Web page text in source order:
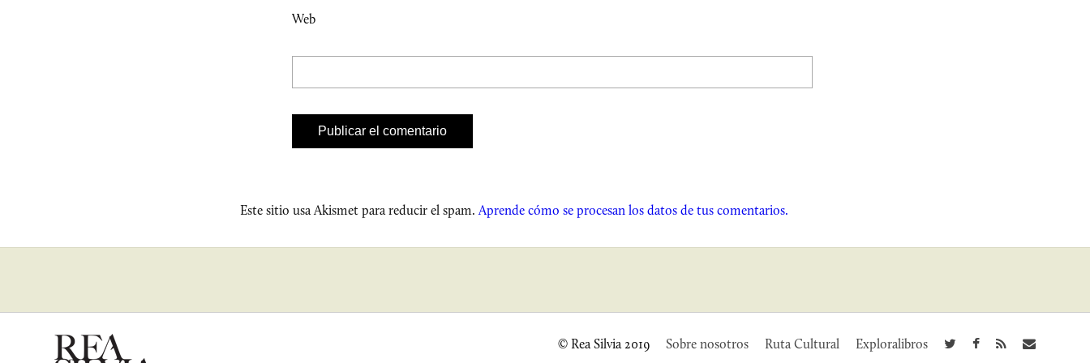
Web
Este sitio usa Akismet para reducir el spam. Aprende cómo se procesan los datos de tus comentarios.
© Rea Silvia 2019 Sobre nosotros Ruta Cultural Exploralibros